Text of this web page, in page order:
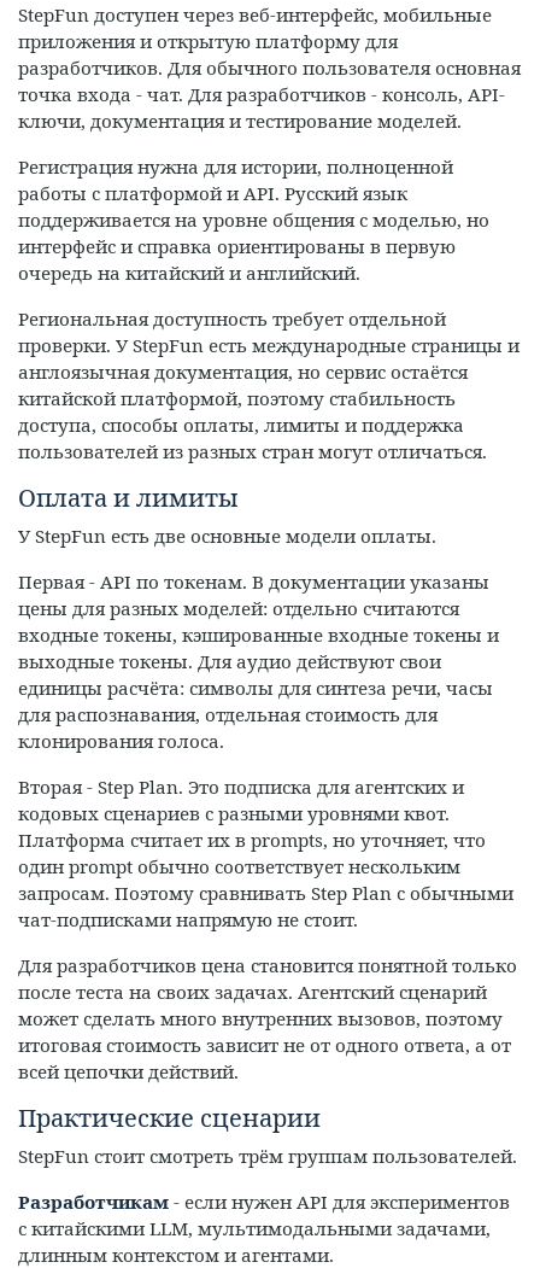
StepFun доступен через веб-интерфейс, мобильные
приложения и открытую платформу для
разработчиков. Для обычного пользователя основная
точка входа - чат. Для разработчиков - консоль, API-
ключи, документация и тестирование моделей.
Регистрация нужна для истории, полноценной
работы с платформой и API. Русский язык
поддерживается на уровне общения с моделью, но
интерфейс и справка ориентированы в первую
очередь на китайский и английский.
Региональная доступность требует отдельной
проверки. У StepFun есть международные страницы и
англоязычная документация, но сервис остаётся
китайской платформой, поэтому стабильность
доступа, способы оплаты, лимиты и поддержка
пользователей из разных стран могут отличаться.
Оплата и лимиты
У StepFun есть две основные модели оплаты.
Первая - API по токенам. В документации указаны
цены для разных моделей: отдельно считаются
входные токены, кэшированные входные токены и
выходные токены. Для аудио действуют свои
единицы расчёта: символы для синтеза речи, часы
для распознавания, отдельная стоимость для
клонирования голоса.
Вторая - Step Plan. Это подписка для агентских и
кодовых сценариев с разными уровнями квот.
Платформа считает их в prompts, но уточняет, что
один prompt обычно соответствует нескольким
запросам. Поэтому сравнивать Step Plan с обычными
чат-подписками напрямую не стоит.
Для разработчиков цена становится понятной только
после теста на своих задачах. Агентский сценарий
может сделать много внутренних вызовов, поэтому
итоговая стоимость зависит не от одного ответа, а от
всей цепочки действий.
Практические сценарии
StepFun стоит смотреть трём группам пользователей.
Разработчикам - если нужен API для экспериментов
с китайскими LLM, мультимодальными задачами,
длинным контекстом и агентами.